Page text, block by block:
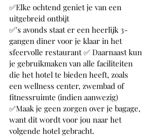
✅Elke ochtend geniet je van een
uitgebreid ontbijt
✅'s avonds staat er een heerlijk 3-
gangen diner voor je klaar in het
sfeervolle restaurant ✅ Daarnaast kun
je gebruikmaken van alle faciliteiten
die het hotel te bieden heeft, zoals
een wellness center, zwembad of
fitnessruimte (indien aanwezig)
✅Maak je geen zorgen over je bagage,
want dit wordt voor jou naar het
volgende hotel gebracht.